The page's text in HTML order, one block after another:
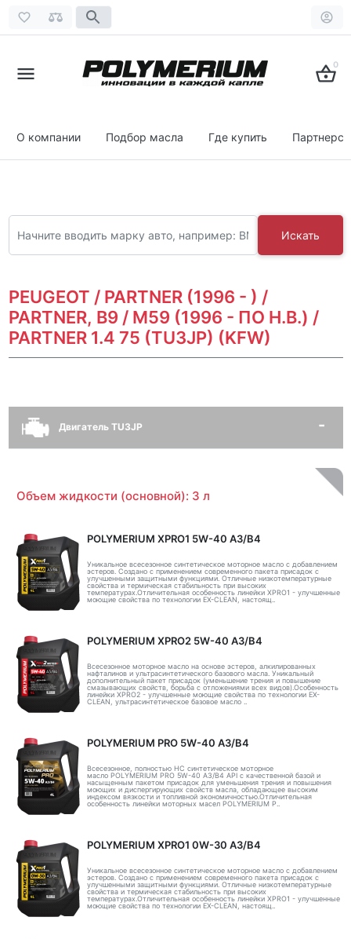
0
О компании Подбор масла Где купить
Искать
PEUGEOT / PARTNER (1996 - ) /
PARTNER, B9 / M59 (1996 - ПО Н.В.) /
PARTNER 1.4 75 (TU3JP) (KFW)
Двигатель TU3JP
Объем жидкости (основной): 3 л
POLYMERIUM XPRO1 5W-40 A3/B4
Уникальное всесезонное синтетическое моторное масло с добавлением
эстеров. Создано с применением современного пакета присадок с
улучшенными защитными функциями. Отличные низкотемпературные
свойства и термическая стабильность при высоких
температурах.Отличительная особенность линейки XPRO1 - улучшенные
моющие свойства по технологии EX-CLEAN, настоящ..
POLYMERIUM XPRO2 5W-40 A3/B4
Всесезонное моторное масло на основе эстеров, алкилированных
нафталинов и ультрасинтетического базового масла. Уникальный
дополнительный пакет присадок (уменьшение трения и повышение
смазывающих свойств, борьба с отложениями всех видов).Особенность
линейки XPRO2 - улучшенные моющие свойства по технологии EX-
CLEAN, ультрасинтетическое базовое масло ..
POLYMERIUM PRO 5W-40 A3/B4
Всесезонное, полностью HC синтетическое моторное
масло POLYMERIUM PRO 5W-40 A3/B4 API с качественной базой и
насыщенным пакетом присадок для уменьшения трения и повышения
моющих и диспергирующих свойств масла, обладающее высоким
индексом вязкости и топливной экономичностью.Отличительная
особенность линейки моторных масел POLYMERIUM P..
POLYMERIUM XPRO1 0W-30 A3/B4
Уникальное всесезонное синтетическое моторное масло с добавлением
эстеров. Создано с применением современного пакета присадок с
улучшенными защитными функциями. Отличные низкотемпературные
свойства и термическая стабильность при высоких
температурах.Отличительная особенность линейки XPRO1 - улучшенные
моющие свойства по технологии EX-CLEAN, настоящ..